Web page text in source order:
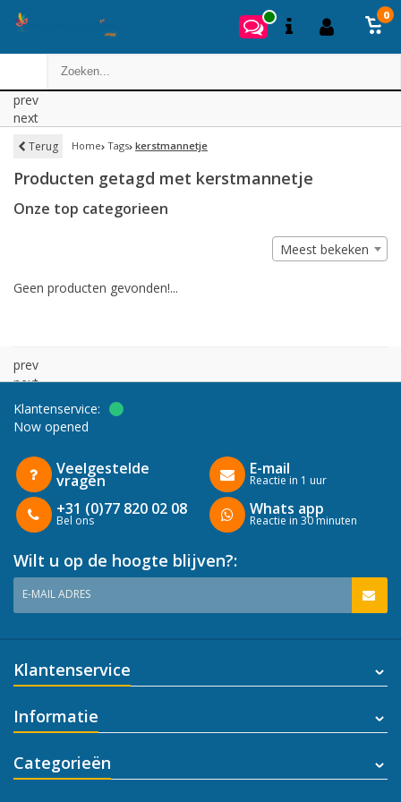
0
prev
next
Terug Home Tags kerstmannetje
Producten getagd met kerstmannetje
Onze top categorieen
Meest bekeken
Geen producten gevonden!...
prev
next
Klantenservice:
Now opened
Veelgestelde
vragen
+31 (0)77 820 02 08
Bel ons
E-mail
Reactie in 1 uur
Whats app
Reactie in 30 minuten
Wilt u op de hoogte blijven?:
E-MAIL ADRES
Klantenservice
Informatie
Categorieën